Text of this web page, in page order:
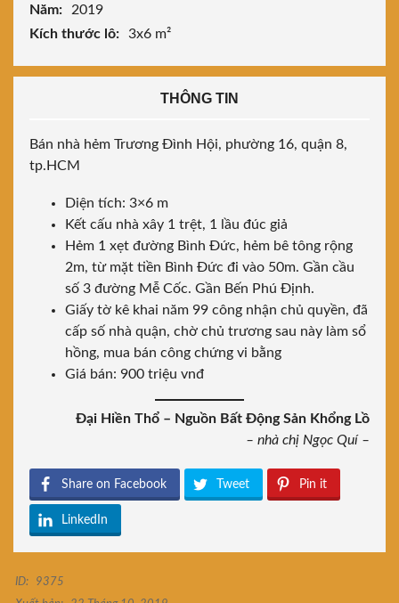
Năm:
2019
Kích thước lô:
3x6 m²
THÔNG TIN
Bán nhà hẻm Trương Đình Hội, phường 16, quận 8,
tp.HCM
Diện tích: 3×6 m
Kết cấu nhà xây 1 trệt, 1 lầu đúc giả
Hẻm 1 xẹt đường Bình Đức, hẻm bê tông rộng
2m, từ mặt tiền Bình Đức đi vào 50m. Gần cầu
số 3 đường Mễ Cốc. Gần Bến Phú Định.
Giấy tờ kê khai năm 99 công nhận chủ quyền, đã
cấp số nhà quận, chờ chủ trương sau này làm sổ
hồng, mua bán công chứng vi bằng
Giá bán: 900 triệu vnđ
Đại Hiền Thổ – Nguồn Bất Động Sản Khổng Lồ
– nhà chị Ngọc Quí –
Share on Facebook Tweet Pin it
LinkedIn
ID:
9375